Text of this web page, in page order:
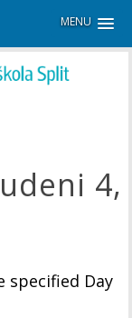
MENU
4,
specified Day